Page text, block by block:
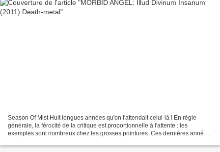
Season Of Mist Huit longues années qu'on l'attendait celui-là ! En règle
générale, la férocité de la critique est proportionnelle à l'attente : les
exemples sont nombreux chez les grosses pointures. Ces dernières années,